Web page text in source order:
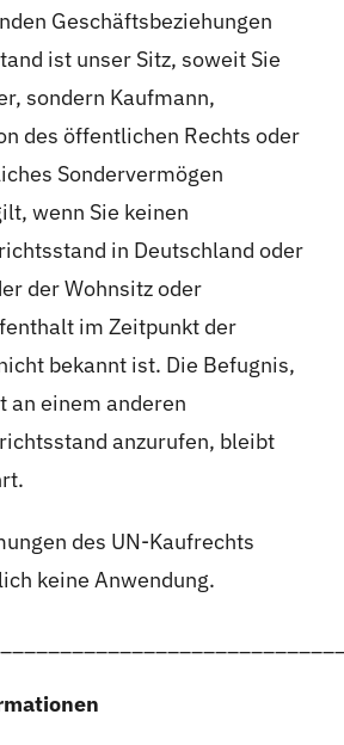
Geschäftsbeziehungen
ist unser Sitz, soweit Sie
sondern Kaufmann,
des öffentlichen Rechts oder
Sondervermögen
wenn Sie keinen
in Deutschland oder
der Wohnsitz oder
im Zeitpunkt der
bekannt ist. Die Befugnis,
an einem anderen
anzurufen, bleibt
des UN-Kaufrechts
keine Anwendung.